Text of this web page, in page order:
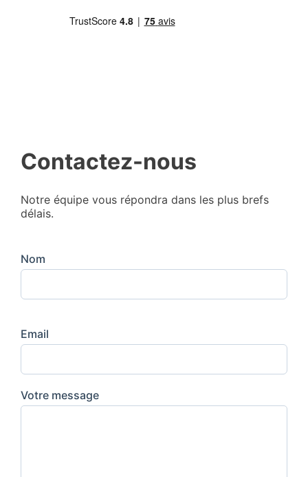
Contactez-nous
Notre équipe vous répondra dans les plus brefs
délais.
Nom
Email
Votre message